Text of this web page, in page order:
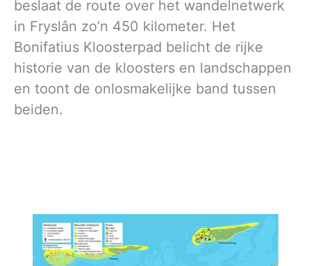
beslaat de route over het wandelnetwerk
in Fryslân zo’n 450 kilometer. Het
Bonifatius Kloosterpad belicht de rijke
historie van de kloosters en landschappen
en toont de onlosmakelijke band tussen
beiden.